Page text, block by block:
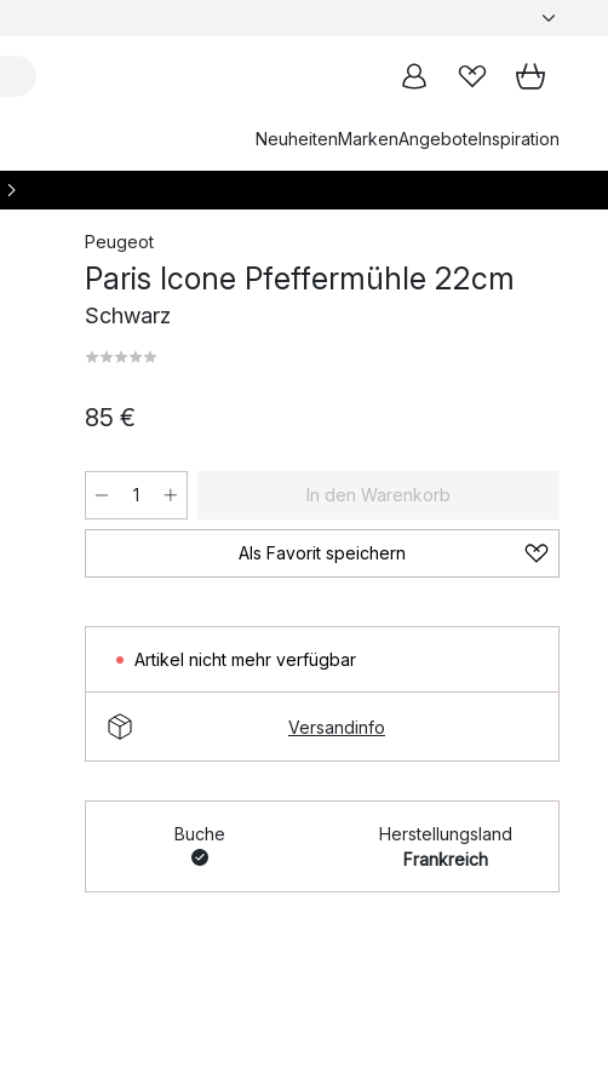
NeuheitenMarkenAngeboteInspiration
Peugeot
Paris Icone Pfeffermühle 22cm
Schwarz
85 €
In den Warenkorb
Als Favorit speichern
Artikel nicht mehr verfügbar
Versandinfo
Buche
Herstellungsland
Frankreich